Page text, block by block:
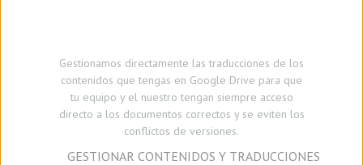
Gestionamos directamente las traducciones de los
contenidos que tengas en Google Drive para que
tu equipo y el nuestro tengan siempre acceso
directo a los documentos correctos y se eviten los
conflictos de versiones.
GESTIONAR CONTENIDOS Y TRADUCCIONES